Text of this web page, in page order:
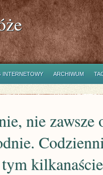
INTERNETOWY ARCHIWUM
nie zawsze